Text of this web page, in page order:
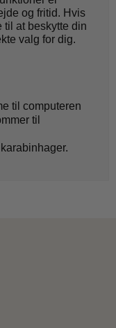
og fritid. Hvis
til at beskytte din
valg for dig.
til computeren
til